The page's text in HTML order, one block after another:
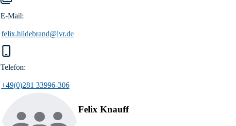
E-Mail:
felix.hildebrand@lvr.de
Telefon:
+49(0)281 33996-306
Felix Knauff